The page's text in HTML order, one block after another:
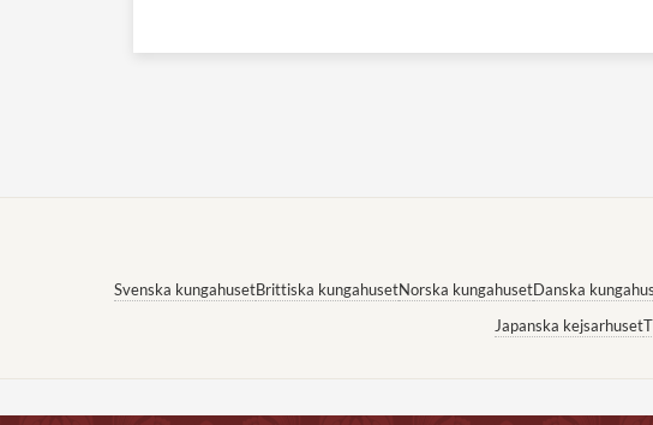
Svenska kungahusetBrittiska kungahusetNorska kungahusetDanska
Japanska kejsarhuset